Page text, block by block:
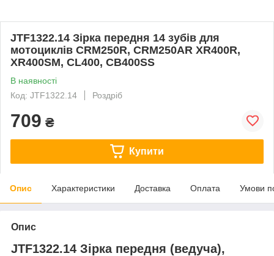
JTF1322.14 Зірка передня 14 зубів для
мотоциклів CRM250R, CRM250AR XR400R,
XR400SM, CL400, CB400SS
В наявності
Код: JTF1322.14
Роздріб
709 ₴
Купити
Опис Характеристики Доставка Оплата Умови
Опис
JTF1322.14 Зірка передня (ведуча),